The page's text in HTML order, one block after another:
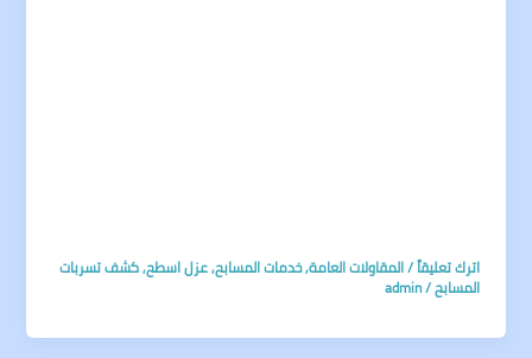
اترك تعليقاً/المقاولات العامة,خدمات المسابح,عزل اسطح,كشف تسربات
المسابح/
admin